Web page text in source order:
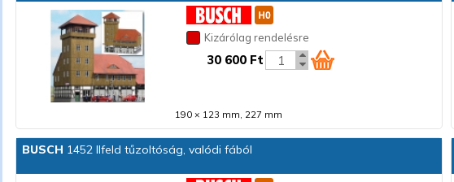
Kizárólag rendelésre
30 600 Ft
190 × 123 mm, 227 mm
BUSCH 1452 Ilfeld tűzoltóság, valódi fából